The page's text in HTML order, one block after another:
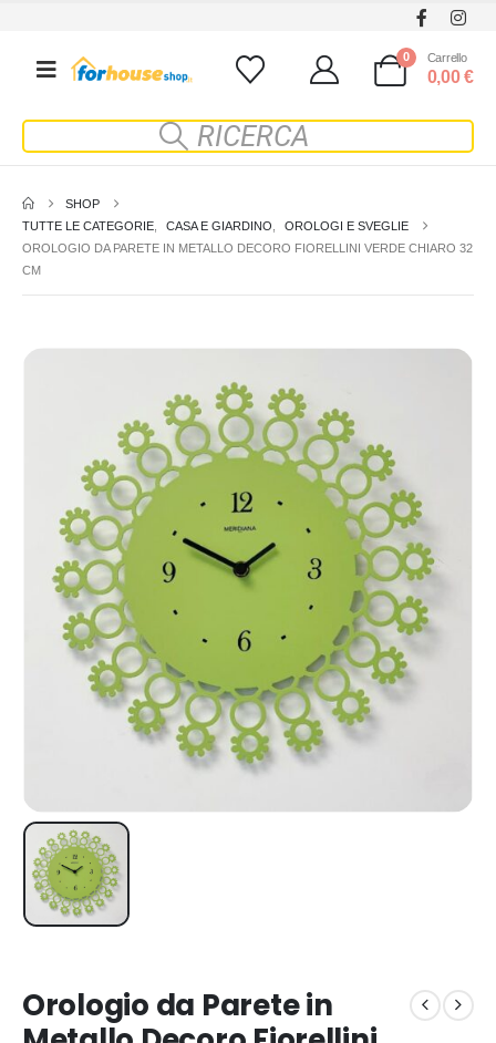
0 Carrello
0,00€
SHOP
TUTTE LE CATEGORIE
CASA E GIARDINO
OROLOGI E SVEGLIE
OROLOGIO DA PARETE IN METALLO DECORO FIORELLINI VERDE CHIARO 32
CM
Orologio da Parete in